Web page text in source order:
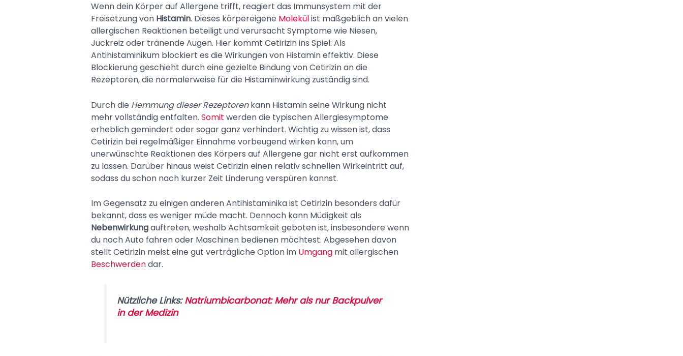
Wenn dein Körper auf Allergene trifft, reagiert das Immunsystem mit der
Freisetzung von Histamin. Dieses körpereigene Molekülist maßgeblich an vielen
allergischen Reaktionen beteiligt und verursacht Symptome wie Niesen,
Juckreiz oder tränende Augen. Hier kommt Cetirizin ins Spiel: Als
Antihistaminikum blockiert es die Wirkungen von Histamin effektiv. Diese
Blockierung geschieht durch eine gezielte Bindung von Cetirizin an die
Rezeptoren, die normalerweise für die Histaminwirkung zuständig sind.
Durch die Hemmung dieser Rezeptorenkann Histamin seine Wirkung nicht
mehr vollständig entfalten. Somit werden die typischen Allergiesymptome
erheblich gemindert oder sogar ganz verhindert. Wichtig zu wissen ist, dass
Cetirizin bei regelmäßiger Einnahme vorbeugend wirken kann, um
unerwünschte Reaktionen des Körpers auf Allergene gar nicht erst aufkommen
zu lassen. Darüber hinaus weist Cetirizin einen relativ schnellen Wirkeintritt auf,
sodass du schon nach kurzer Zeit Linderung verspüren kannst.
Im Gegensatz zu einigen anderen Antihistaminika ist Cetirizin besonders dafür
bekannt, dass es weniger müde macht. Dennoch kann Müdigkeit als
Nebenwirkungauftreten, weshalb Achtsamkeit geboten ist, insbesondere wenn
du noch Auto fahren oder Maschinen bedienen möchtest. Abgesehen davon
stellt Cetirizin meist eine gut verträgliche Option im Umgangmit allergischen
Beschwerdendar.
Nützliche Links:Natriumbicarbonat: Mehr als nur Backpulver
in der Medizin